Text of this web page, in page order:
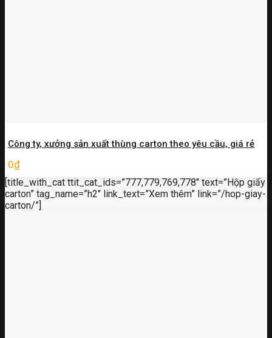
Công ty, xưởng sản xuất thùng carton theo yêu cầu, giá rẻ
0₫
[title_with_cat ttit_cat_ids=”777,779,769,778″ text=”Hộp giấy
carton” tag_name=”h2″ link_text=”Xem thêm” link=”/hop-giay-
carton/”]